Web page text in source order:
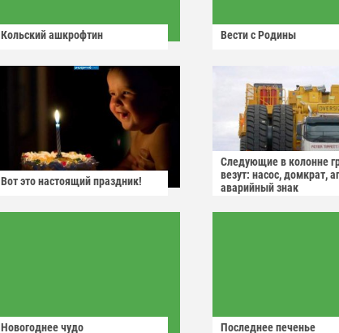
Кольский ашкрофтин Вести с Родины
Вот это настоящий праздник!
Следующие в колонне
везут: насос, домкрат,
аварийный знак
Новогоднее чудо Последнее печенье